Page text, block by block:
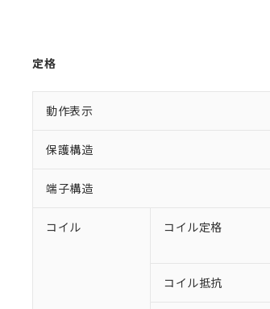
定格
動作表示
保護構造
端子構造
コイル コイル定格
コイル抵抗